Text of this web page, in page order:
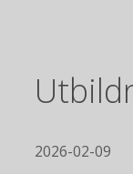
2026-02-09